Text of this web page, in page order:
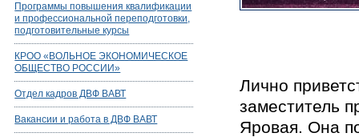
Программы повышения квалификации
и профессиональной переподготовки,
подготовительные курсы
КРОО «ВОЛЬНОЕ ЭКОНОМИЧЕСКОЕ
ОБЩЕСТВО РОССИИ»
Отдел кадров ДВФ ВАВТ
Вакансии и работа в ДВФ ВАВТ
Лично
заместитель
Яровая. Она